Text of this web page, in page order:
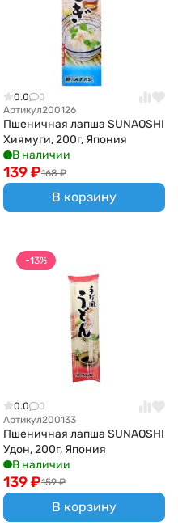
0.0
0
Артикул200126
Пшеничная лапша SUNAOSHI
Хиямуги, 200г, Япония
В наличии
168 ₽
139₽
В корзину
-13%
0.0
0
Артикул200133
Пшеничная лапша SUNAOSHI
Удон, 200г, Япония
В наличии
159 ₽
139₽
В корзину